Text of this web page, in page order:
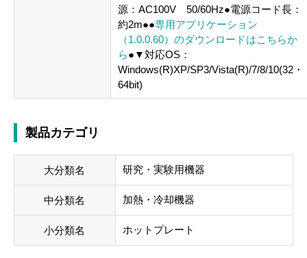
源：AC100V 50/60Hz●電源コード長：
約2m●●専用アプリケーション
（1.0.0.60）のダウンロードはこちらか
ら●▼対応OS：
Windows(R)XP/SP3/Vista(R)/7/8/10(32・
64bit)
製品カテゴリ
大分類名 研究・実験用機器
中分類名 加熱・冷却機器
小分類名 ホットプレート